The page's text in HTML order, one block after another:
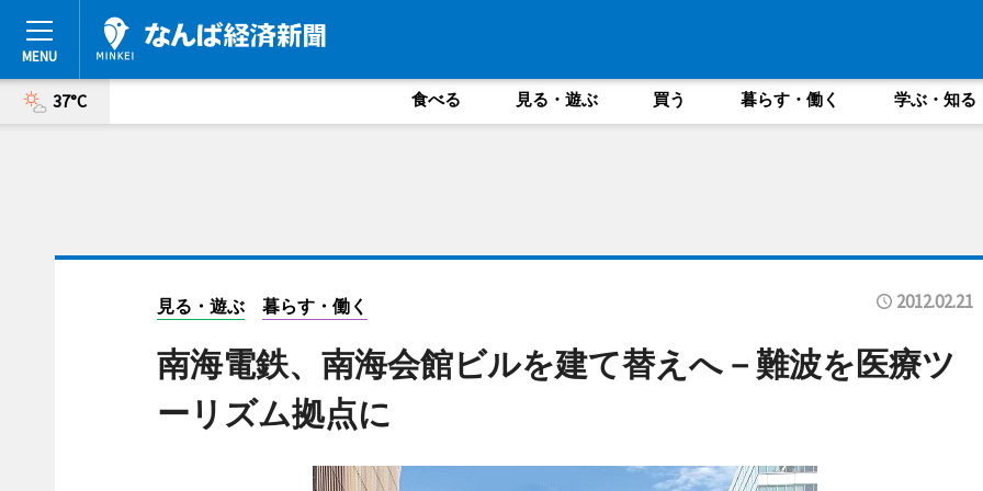
37°C 食べる 見る・遊ぶ 買う 暮らす・働く 学ぶ・知る
見る・遊ぶ 暮らす・働く 2012.02.21
南海電鉄、南海会館ビルを建て替えへ－難波を医療ツ
ーリズム拠点に